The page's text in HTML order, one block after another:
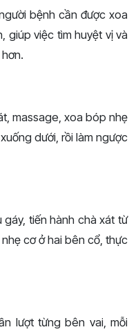
bệnh cần được xoa
giúp việc tìm huyệt vị và
massage, xoa bóp nhẹ
dưới, rồi làm ngược
tiến hành chà xát từ
cơ ở hai bên cổ, thực
lượt từng bên vai, mỗi